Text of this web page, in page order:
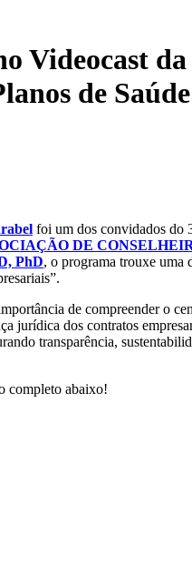
Videocast
de
foi um dos convidados do
DE
PhD, o programa trouxe uma
de compreender o
jurídica dos contratos
transparência,
completo abaixo!